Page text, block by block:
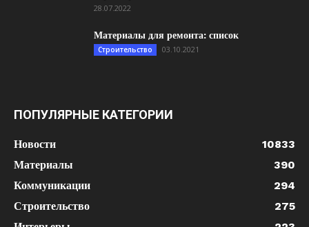
28.07.2022
Материалы для ремонта: список
Строительство 03.10.2021
ПОПУЛЯРНЫЕ КАТЕГОРИИ
Новости
10833
Материалы
390
Коммуникации
294
Строительство
275